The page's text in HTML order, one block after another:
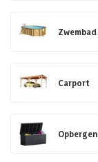
Zwembad
Carport
Opbergen